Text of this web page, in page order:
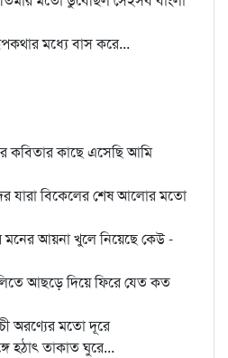
মধ্যে বাস করে...
কবিতার কাছে এসেছি আমি
যারা বিকেলের শেষ আলোর মতো
আয়না খুলে নিয়েছে কেউ -
আছড়ে দিয়ে ফিরে যেত কত
অরণ্যের মতো দূরে
হঠাৎ তাকাত ঘুরে...